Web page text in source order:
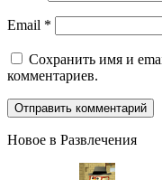
Email *
Сохранить имя и
комментариев.
Новое в Развлечения